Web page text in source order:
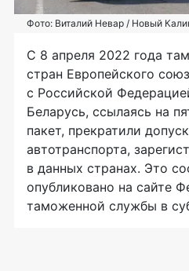
Фото: Виталий Невар / Новый
C 8 апреля 2022 года
стран Европейского
с Российской
Беларусь, ссылаясь на
пакет, прекратили
автотранспорта,
в данных странах. Это
опубликовано на сайте
таможенной службы в